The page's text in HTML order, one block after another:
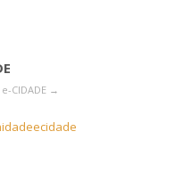
CIDADE →